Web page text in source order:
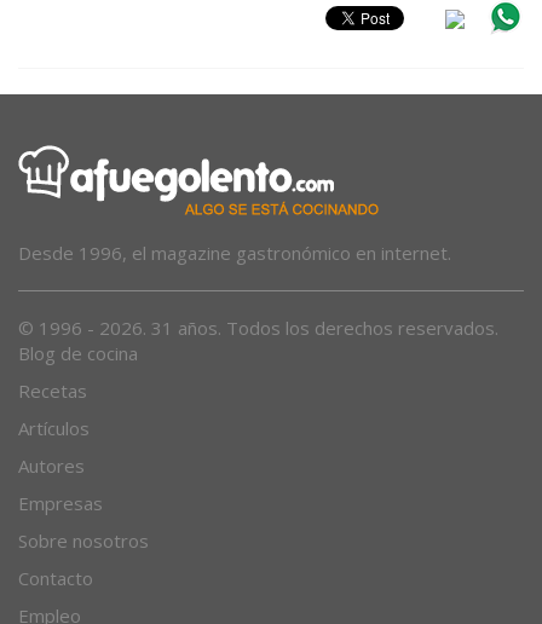
Desde 1996, el magazine gastronómico en internet.
© 1996 - 2026. 31 años. Todos los derechos reservados.
Blog de cocina
Recetas
Artículos
Autores
Empresas
Sobre nosotros
Contacto
Empleo